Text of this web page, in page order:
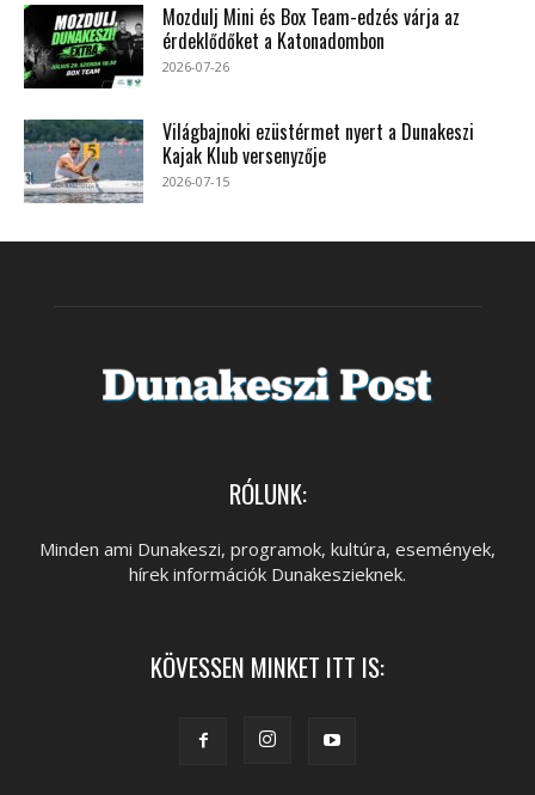
Mozdulj Mini és Box Team-edzés várja az
érdeklődőket a Katonadombon
2026-07-26
Világbajnoki ezüstérmet nyert a Dunakeszi
Kajak Klub versenyzője
2026-07-15
RÓLUNK:
Minden ami Dunakeszi, programok, kultúra, események,
hírek információk Dunakeszieknek.
KÖVESSEN MINKET ITT IS: